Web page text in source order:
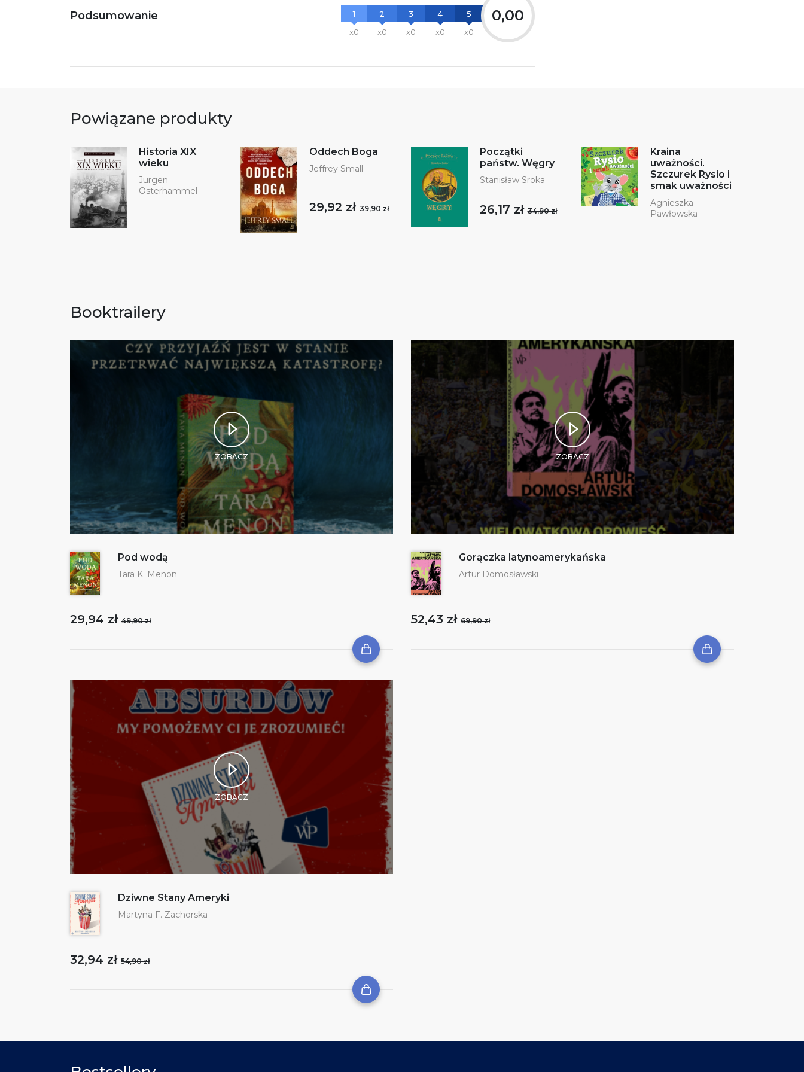
Podsumowanie
1
x0
2
x0
3
x0
4
x0
5
x0
0,00
Powiązane produkty
Historia XIX
wieku
Jurgen
Osterhammel
Oddech Boga
Jeffrey Small
29,92 zł39,90 zł
Początki
państw. Węgry
Stanisław Sroka
26,17 zł34,90 zł
Kraina
uważności.
Szczurek Rysio i
smak uważności
Agnieszka
Pawłowska
Booktrailery
ZOBACZ
Pod wodą
Tara K. Menon
29,94 zł 49,90 zł
ZOBACZ
Gorączka latynoamerykańska
Artur Domosławski
52,43 zł 69,90 zł
ZOBACZ
Dziwne Stany Ameryki
Martyna F. Zachorska
32,94 zł 54,90 zł